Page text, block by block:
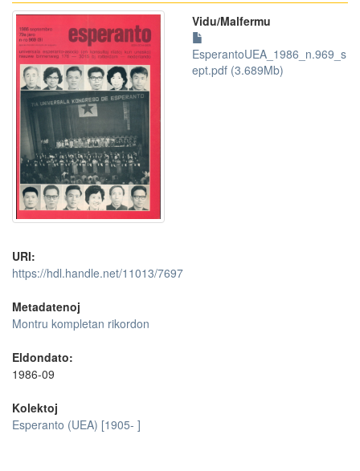
Vidu/Malfermu
EsperantoUEA_1986_n.969_s
ept.pdf (3.689Mb)
URI:
https://hdl.handle.net/11013/7697
Metadatenoj
Montru kompletan rikordon
Eldondato:
1986-09
Kolektoj
Esperanto (UEA) [1905- ]